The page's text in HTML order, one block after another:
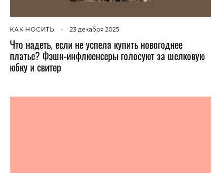
КАК НОСИТЬ • 23 декабря 2025
Что надеть, если не успела купить новогоднее
платье? Фэшн-инфлюенсеры голосуют за шелковую
юбку и свитер